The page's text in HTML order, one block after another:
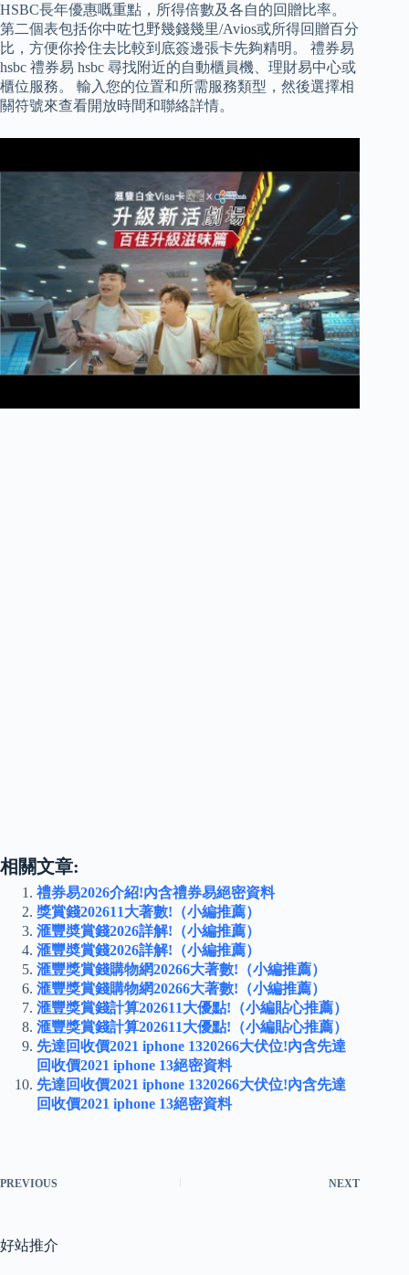
HSBC長年優惠嘅重點，所得倍數及各自的回贈比率。
第二個表包括你中咗乜野幾錢幾里/Avios或所得回贈百分
比，方便你拎住去比較到底簽邊張卡先夠精明。 禮券易
hsbc 禮券易 hsbc 尋找附近的自動櫃員機、理財易中心或
櫃位服務。 輸入您的位置和所需服務類型，然後選擇相
關符號來查看開放時間和聯絡詳情。
相關文章:
禮券易2026介紹!內含禮券易絕密資料
獎賞錢202611大著數!（小編推薦）
滙豐奬賞錢2026詳解!（小編推薦）
滙豐奬賞錢2026詳解!（小編推薦）
滙豐獎賞錢購物網20266大著數!（小編推薦）
滙豐獎賞錢購物網20266大著數!（小編推薦）
滙豐獎賞錢計算202611大優點!（小編貼心推薦）
滙豐獎賞錢計算202611大優點!（小編貼心推薦）
先達回收價2021 iphone 1320266大伏位!內含先達
回收價2021 iphone 13絕密資料
先達回收價2021 iphone 1320266大伏位!內含先達
回收價2021 iphone 13絕密資料
PREVIOUS NEXT
好站推介